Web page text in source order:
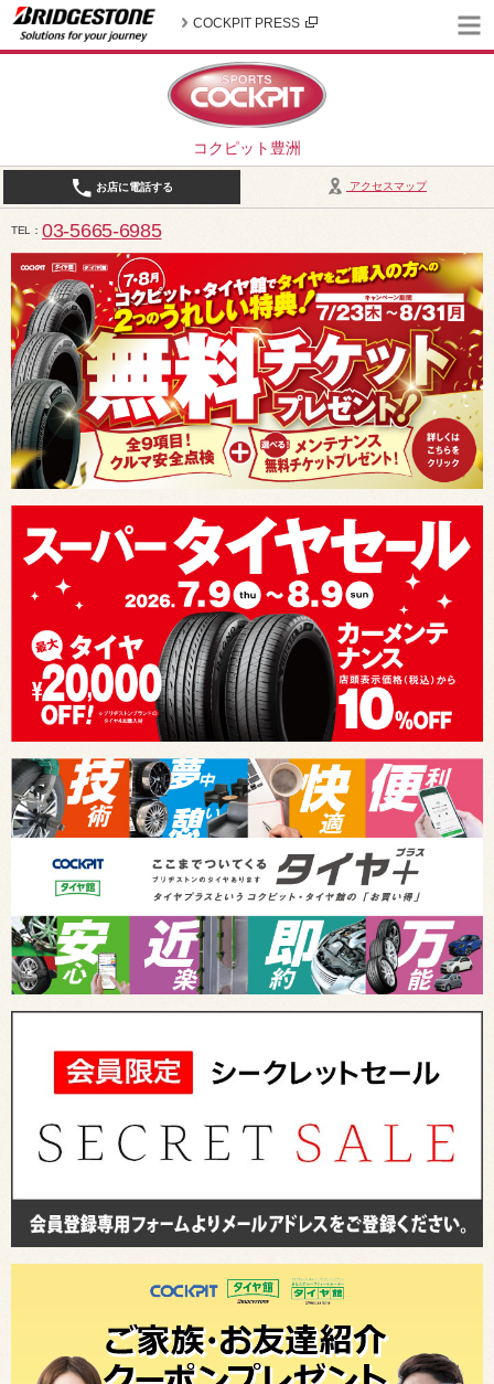
コクピット豊洲
COCKPIT PRESS
アクセスマップ
お店に電話する
TEL 03-5665-6985
10:30～19:00（作業受付18:00まで） / 定休日：2026年8月は、5日(水)、12日(水)、19日(水)、24